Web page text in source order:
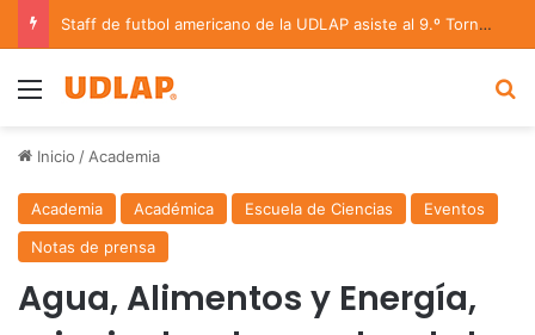
Staff de futbol americano de la UDLAP asiste al 9.º Torneo Nacional U17 y en el Tazón U19
Menu
Inicio / Academia
Academia Académica Escuela de Ciencias
Eventos
Notas de prensa
Agua, Alimentos y Energía,